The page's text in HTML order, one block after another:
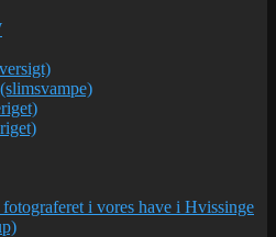
i vores have i Hvissinge